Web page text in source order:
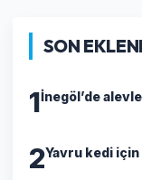
SON
1İnegöl’de
2Yavru kedi